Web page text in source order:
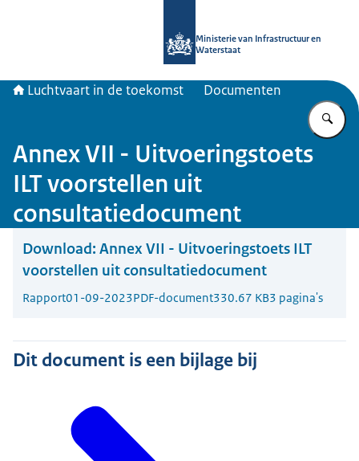
Ministerie van Infrastructuur en
Waterstaat
Luchtvaart in de toekomst Documenten
Annex VII - Uitvoeringstoets
ILT voorstellen uit
consultatiedocument
Download: Annex VII - Uitvoeringstoets ILT
voorstellen uit consultatiedocument
Rapport01-09-2023PDF-document330.67 KB3 pagina's
Dit document is een bijlage bij